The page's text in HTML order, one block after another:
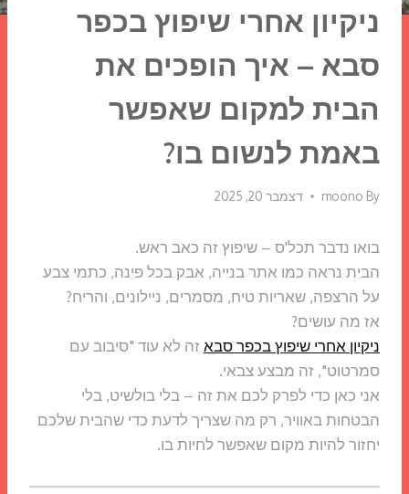
ניקיון אחרי שיפוץ בכפר
סבא – איך הופכים את
הבית למקום שאפשר
באמת לנשום בו?
By
moono דצמבר 20, 2025
בואו נדבר תכל'ס – שיפוץ זה כאב ראש.
הבית נראה כמו אתר בנייה, אבק בכל פינה, כתמי צבע
על הרצפה, שאריות טיח, מסמרים, ניילונים, והריח?
אז מה עושים?
ניקיון אחרי שיפוץ בכפר סבאזה לא עוד "סיבוב עם
סמרטוט", זה מבצע צבאי.
אני כאן כדי לפרק לכם את זה – בלי בולשיט, בלי
הבטחות באוויר, רק מה שצריך לדעת כדי שהבית שלכם
יחזור להיות מקום שאפשר לחיות בו.